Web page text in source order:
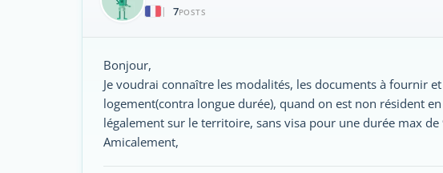
|
7POSTS
Bonjour,
Je voudrai connaître les modalités, les documents à fournir
logement(contra longue durée), quand on est non résident
légalement sur le territoire, sans visa pour une durée max
Amicalement,